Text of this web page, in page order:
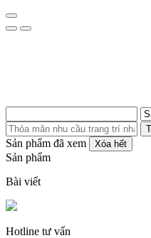
Sản phẩm đã xem Xóa hết
Sản phẩm
Bài viết
Hotline tư vấn